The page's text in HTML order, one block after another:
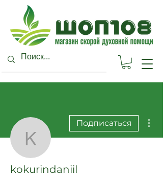
kokurindaniil
Подписаться
kokurindaniil